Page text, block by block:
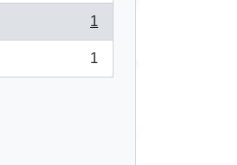
1
1